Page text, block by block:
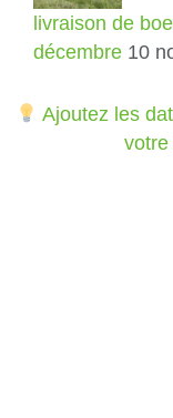
livraison de
décembre 10
Ajoutez les
votre